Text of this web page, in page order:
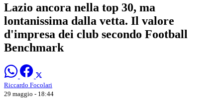
Lazio ancora nella top 30, ma
lontanissima dalla vetta. Il valore
d'impresa dei club secondo Football
Benchmark
Riccardo Focolari
29 maggio - 18:44